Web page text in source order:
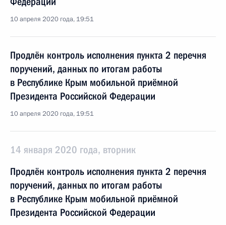
10 апреля 2020 года, 19:51
Продлён контроль исполнения пункта 2 перечня
поручений, данных по итогам работы
в Республике Крым мобильной приёмной
Президента Российской Федерации
10 апреля 2020 года, 19:51
14 января 2020 года, вторник
Продлён контроль исполнения пункта 2 перечня
поручений, данных по итогам работы
в Республике Крым мобильной приёмной
Президента Российской Федерации